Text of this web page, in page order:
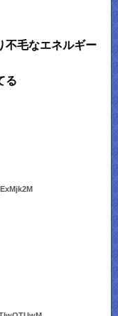
不毛なエネルギー
る